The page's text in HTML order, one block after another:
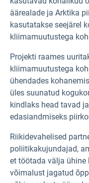
äärealade ja Arktika
kasutatakse seejärel
kliimamuutustega
Projekti raames
kliimamuutustega
ühendades
üles suunatud
kindlaks head tavad
edasiandmiseks
Riikidevahelised
poliitikakujundajad,
et töötada välja ühine
võimalust jagatud